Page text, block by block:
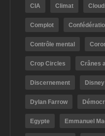
CIA Climat
Complot
Contrôle mental
Crop Circles Crânes
Discernement Disney
Dylan Farrow
Egypte Emmanuel